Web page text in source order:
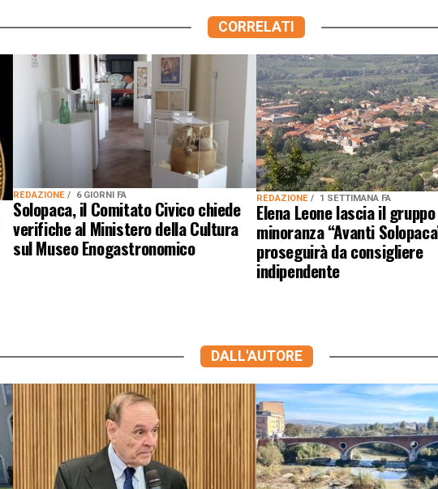
CORRELATI
REDAZIONE 6 GIORNI FA
Solopaca, il Comitato Civico chiede
verifiche al Ministero della Cultura
sul Museo Enogastronomico
REDAZIONE 1 SETTIMANA FA
Elena Leone lascia il
minoranza “Avanti
proseguirà da consigliere
indipendente
DALL'AUTORE